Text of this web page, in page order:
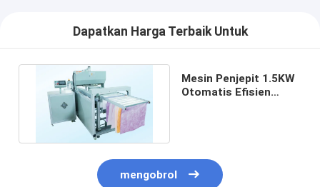
bicara sekarang
Mesin Pembuat Filter Udara
Mesin Manufaktur Filter Udara
Mesin Pembuat Filter Saku
Dapatkan Harga Terbaik Untuk
Mesin Penjepit 1.5KW
Otomatis Efisien
mengobrol